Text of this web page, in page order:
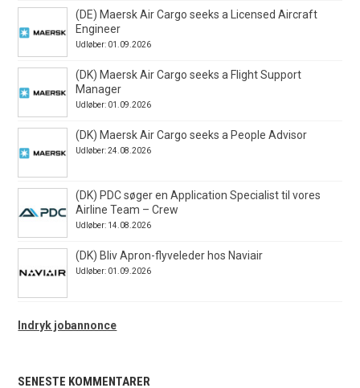
(DE) Maersk Air Cargo seeks a Licensed Aircraft
Engineer
Udløber: 01.09.2026
(DK) Maersk Air Cargo seeks a Flight Support
Manager
Udløber: 01.09.2026
(DK) Maersk Air Cargo seeks a People Advisor
Udløber: 24.08.2026
(DK) PDC søger en Application Specialist til vores
Airline Team – Crew
Udløber: 14.08.2026
(DK) Bliv Apron-flyveleder hos Naviair
Udløber: 01.09.2026
Indryk jobannonce
SENESTE KOMMENTARER